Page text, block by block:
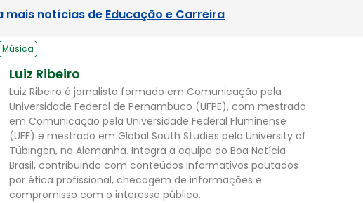
mais notícias de Educação e Carreira
Música
Luiz Ribeiro
Luiz Ribeiro é jornalista formado em Comunicação pela
Universidade Federal de Pernambuco (UFPE), com mestrado
em Comunicação pela Universidade Federal Fluminense
(UFF) e mestrado em Global South Studies pela University of
Tübingen, na Alemanha. Integra a equipe do Boa Notícia
Brasil, contribuindo com conteúdos informativos pautados
por ética profissional, checagem de informações e
compromisso com o interesse público.